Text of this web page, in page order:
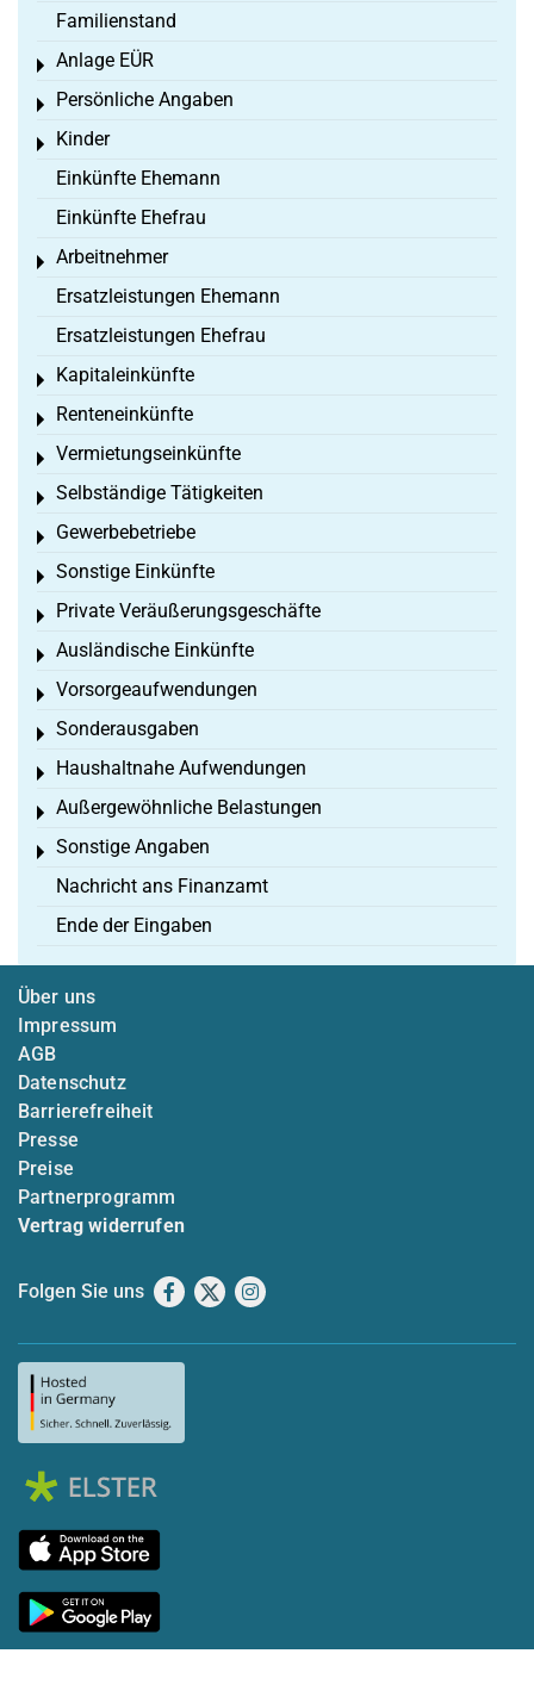
Familienstand
Anlage EÜR
Toggle menu
Persönliche Angaben
Toggle menu
Kinder
Toggle menu
Einkünfte Ehemann
Einkünfte Ehefrau
Arbeitnehmer
Toggle menu
Ersatzleistungen Ehemann
Ersatzleistungen Ehefrau
Kapitaleinkünfte
Toggle menu
Renteneinkünfte
Toggle menu
Vermietungseinkünfte
Toggle menu
Selbständige Tätigkeiten
Toggle menu
Gewerbebetriebe
Toggle menu
Sonstige Einkünfte
Toggle menu
Private Veräußerungsgeschäfte
Toggle menu
Ausländische Einkünfte
Toggle menu
Vorsorgeaufwendungen
Toggle menu
Sonderausgaben
Toggle menu
Haushaltnahe Aufwendungen
Toggle menu
Außergewöhnliche Belastungen
Toggle menu
Sonstige Angaben
Toggle menu
Nachricht ans Finanzamt
Ende der Eingaben
Über uns
Impressum
AGB
Datenschutz
Barrierefreiheit
Presse
Preise
Partnerprogramm
Vertrag widerrufen
Folgen Sie uns Facebook
X Instagram